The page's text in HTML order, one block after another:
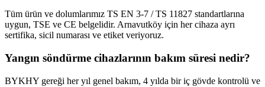
Tüm ürün ve dolumlarımız TS EN 3-7 / TS 11827 standartlarına
uygun, TSE ve CE belgelidir. Arnavutköy için her cihaza ayrı
sertifika, sicil numarası ve etiket veriyoruz.
Yangın söndürme cihazlarının bakım süresi nedir?
BYKHY gereği her yıl genel bakım, 4 yılda bir iç gövde kontrolü ve